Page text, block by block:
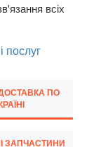
всіх
послуг
ПО
ЗАПЧАСТИНИ